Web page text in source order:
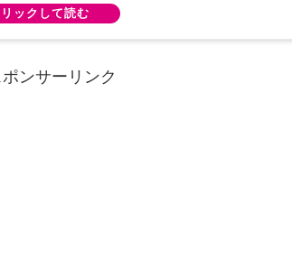
ポンサーリンク